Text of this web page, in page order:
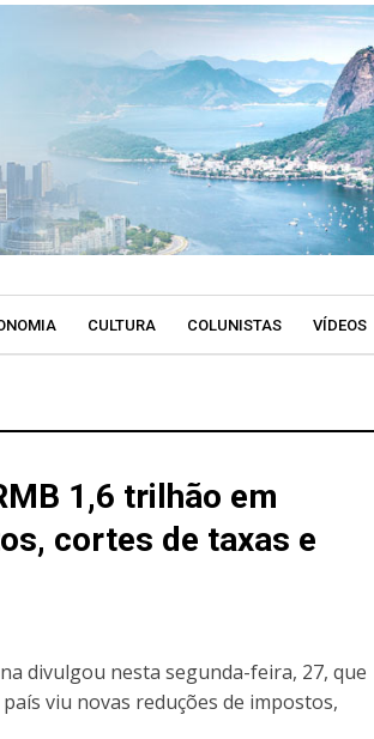
CULTURA COLUNISTAS VÍDEOS
1,6 trilhão em
cortes de taxas e
divulgou nesta segunda-feira, 27, que
viu novas reduções de impostos,